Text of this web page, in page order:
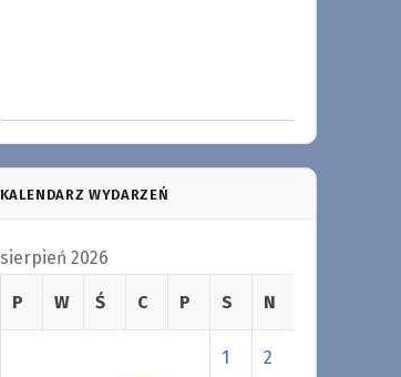
KALENDARZ WYDARZEŃ
sierpień 2026
P W Ś C P S N
1 2